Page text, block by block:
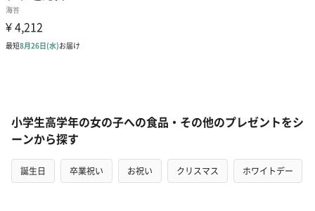
小学生高学年の女の子への食品・その他のプレゼントをシ
ーンから探す
誕生日 卒業祝い お祝い クリスマス ホワイトデー